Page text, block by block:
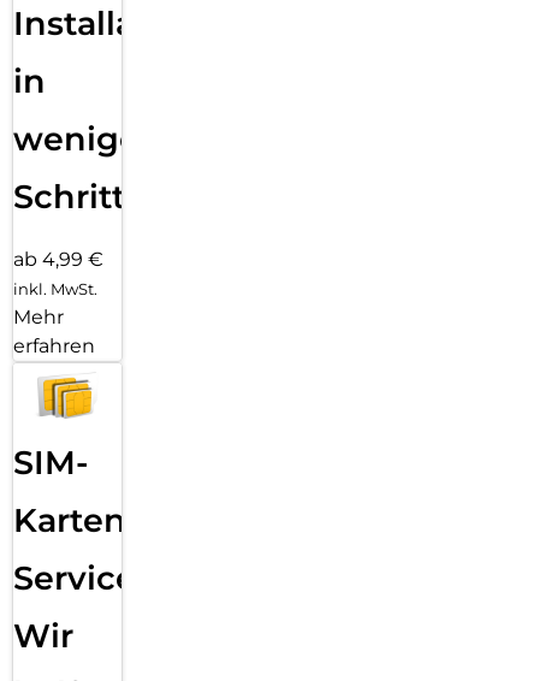
Installation
in
wenigen
Schritten
ab 4,99 €
inkl. MwSt.
Mehr
erfahren
SIM-
Karten
Service:
Wir